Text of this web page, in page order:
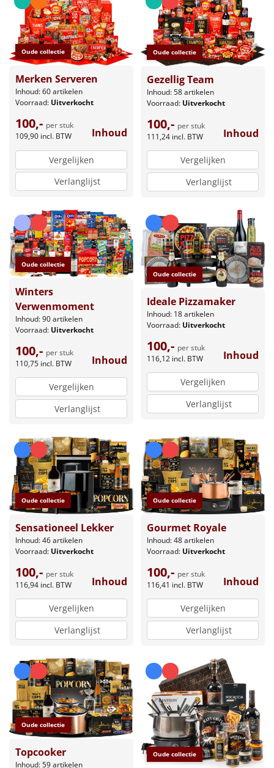
Oude collectie
Merken Serveren
Inhoud: 60 artikelen
Voorraad: Uitverkocht
100,- per stuk
109,90 incl. BTW Inhoud
Vergelijken
Verlanglijst
Oude collectie
Gezellig Team
Inhoud: 58 artikelen
Voorraad: Uitverkocht
100,- per stuk
111,24 incl. BTW Inhoud
Vergelijken
Verlanglijst
Oude collectie
Winters
Verwenmoment
Inhoud: 90 artikelen
Voorraad: Uitverkocht
100,- per stuk
110,75 incl. BTW Inhoud
Vergelijken
Verlanglijst
Oude collectie
Ideale Pizzamaker
Inhoud: 18 artikelen
Voorraad: Uitverkocht
100,- per stuk
116,12 incl. BTW Inhoud
Vergelijken
Verlanglijst
Oude collectie
Sensationeel Lekker
Inhoud: 46 artikelen
Voorraad: Uitverkocht
100,- per stuk
116,94 incl. BTW Inhoud
Vergelijken
Verlanglijst
Oude collectie
Gourmet Royale
Inhoud: 48 artikelen
Voorraad: Uitverkocht
100,- per stuk
116,41 incl. BTW Inhoud
Vergelijken
Verlanglijst
Oude collectie
Topcooker
Inhoud: 59 artikelen
Oude collectie